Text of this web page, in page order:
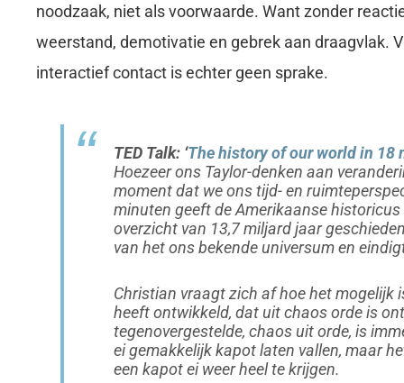
noodzaak, niet als voorwaarde. Want zonder
weerstand, demotivatie en gebrek aan draagvlak.
interactief contact is echter geen sprake.
TED Talk: ‘The history of our world in 18
Hoezeer ons Taylor-denken aan
moment dat we ons tijd- en
minuten geeft de Amerikaanse historicus
overzicht van 13,7 miljard jaar
van het ons bekende universum en
Christian vraagt zich af hoe het mogelijk
heeft ontwikkeld, dat uit chaos orde is
tegenovergestelde, chaos uit orde, is
ei gemakkelijk kapot laten vallen, maar
een kapot ei weer heel te krijgen.